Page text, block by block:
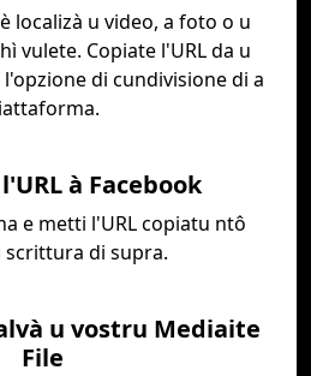
localizà u video, a foto o u
vulete. Copiate l'URL da u
di cundivisione di a
à Facebook
e metti l'URL copiatu ntô
scrittura di supra.
u vostru Mediaite
File